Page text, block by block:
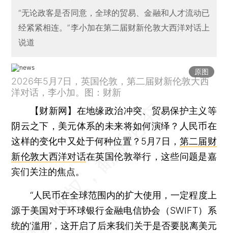
“无论政客是否同意，全球的贸易、金融和人才流动已
经紧紧相连。”李小加在第二届财新伦敦大西洋对话上
说道
原图
2026年5月7日，英国伦敦，第二届财新伦敦大西
洋对话，李小加。图：财新
【财新网】 在地缘政治冲突、贸易保护主义等
阴云之下，美元体系的未来将如何演绎？人民币在
这样的变化中又处于何种位置？5月7日，第二届财
新伦敦大西洋对话在英国伦敦举行，这些问题是嘉
宾们关注的焦点。
“人民币在全球范围内的扩大使用，一定程度上
源于美国对于环球银行金融电信协会（SWIFT）系
统的‘滥用’，这开启了后来我们关于是否要脱离美元